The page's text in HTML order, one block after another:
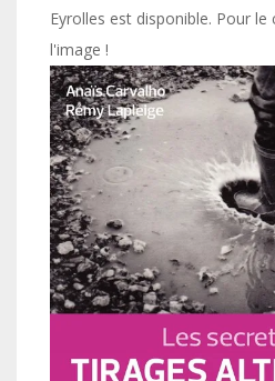
Eyrolles est disponible. Pour
l'image !